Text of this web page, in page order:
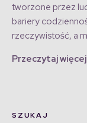
tworzone przez
bariery
rzeczywistość, a
Przeczytaj więcej
SZUKAJ